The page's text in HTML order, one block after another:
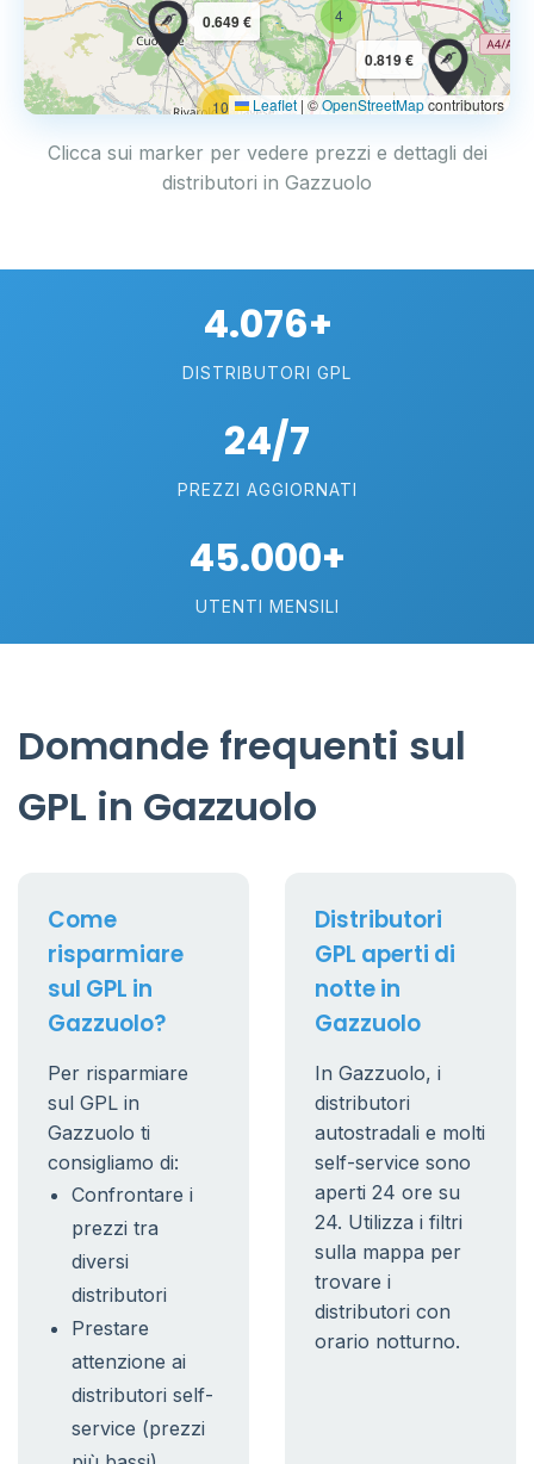
10
4
0.819 €
0.649 €
Leaflet | ©OpenStreetMapcontributors
Clicca sui marker per vedere prezzi e dettagli dei
distributori in Gazzuolo
4.076+
DISTRIBUTORI GPL
24/7
PREZZI AGGIORNATI
45.000+
UTENTI MENSILI
Domande frequenti sul
GPL in Gazzuolo
Come
risparmiare
sul GPL in
Gazzuolo?
Per risparmiare
sul GPL in
Gazzuolo ti
consigliamo di:
Confrontare i
prezzi tra
diversi
distributori
Prestare
attenzione ai
distributori self-
service (prezzi
Distributori
GPL aperti di
notte in
Gazzuolo
In Gazzuolo, i
distributori
autostradali e molti
self-service sono
aperti 24 ore su
24. Utilizza i filtri
sulla mappa per
trovare i
distributori con
orario notturno.